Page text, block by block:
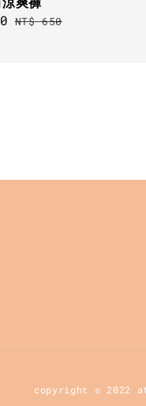
Regular
NT$ 650
copyright © 2022